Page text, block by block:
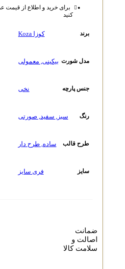
برای خرید و اطلاع از قیمت عمده
مدل شورت بیکینی,معمولی
جنس پارچه
سبز سفید ,صورتی
طرح قالب ساده ,طرح دار
فری سایز
ضمانت
اصالت و
سلامت کالا